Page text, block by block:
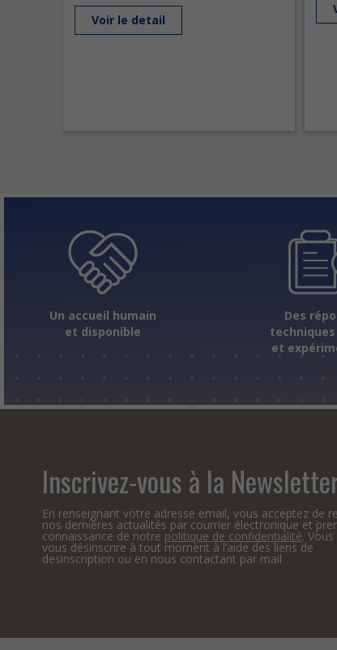
Voir le detail
Un accueil humain
et disponible
Des
et
Inscrivez-vous à la
En renseignant votre adresse email, vous acceptez de
nos dernières actualités par courrier électronique et
connaissance de notre politique de confidentialité.
vous désinscrire à tout moment à l’aide des liens de
desinscription ou en nous contactant par mail